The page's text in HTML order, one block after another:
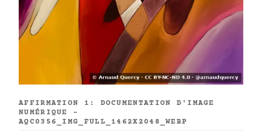
AFFIRMATION 1: DOCUMENTATION D'IMAGE
NUMÉRIQUE -
AQC0356_IMG_FULL_1462X2048_WEBP